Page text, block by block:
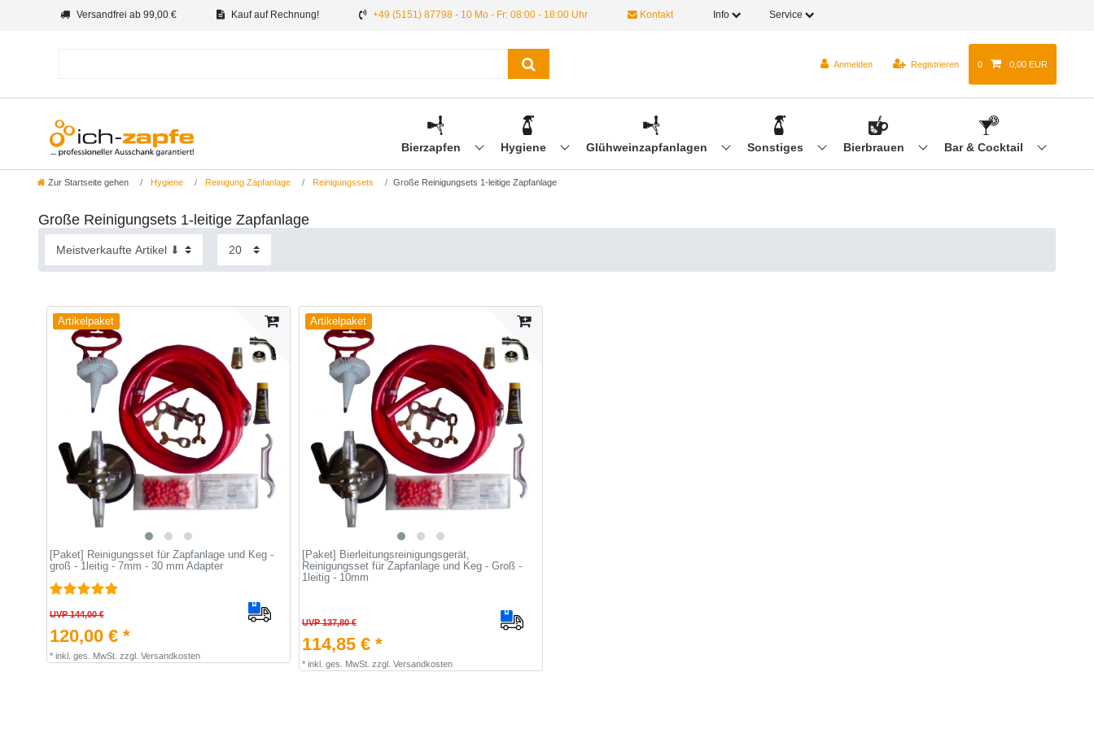
Versandfrei ab 99,00 € Kauf auf Rechnung! +49 (5151) 87798 - 10 Mo - Fr: 08:00 - 18:00 Uhr Kontakt Info Service
Anmelden Registrieren 0 0,00 EUR
Bierzapfen Hygiene Glühweinzapfanlagen Sonstiges Bierbrauen Bar & Cocktail
Zur Startseite gehen Hygiene Reinigung Zapfanlage Reinigungssets Große Reinigungsets 1-leitige Zapfanlage
Große Reinigungsets 1-leitige Zapfanlage
Artikelpaket
[Paket] Reinigungsset für Zapfanlage und Keg -
groß - 1leitig - 7mm - 30 mm Adapter
UVP 144,00 €
120,00 € *
* inkl. ges. MwSt. zzgl. Versandkosten
Artikelpaket
[Paket] Bierleitungsreinigungsgerät,
Reinigungsset für Zapfanlage und Keg - Groß -
1leitig - 10mm
UVP 137,80 €
114,85 € *
* inkl. ges. MwSt. zzgl. Versandkosten